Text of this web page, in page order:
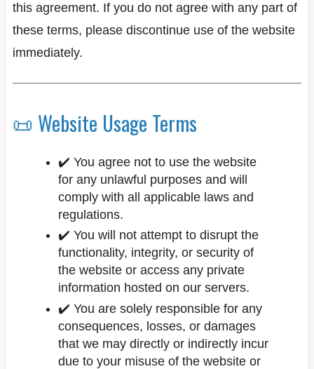
this agreement. If you do not agree with any part of
these terms, please discontinue use of the website
immediately.
📜 Website Usage Terms
✔️ You agree not to use the website
for any unlawful purposes and will
comply with all applicable laws and
regulations.
✔️ You will not attempt to disrupt the
functionality, integrity, or security of
the website or access any private
information hosted on our servers.
✔️ You are solely responsible for any
consequences, losses, or damages
that we may directly or indirectly incur
due to your misuse of the website or